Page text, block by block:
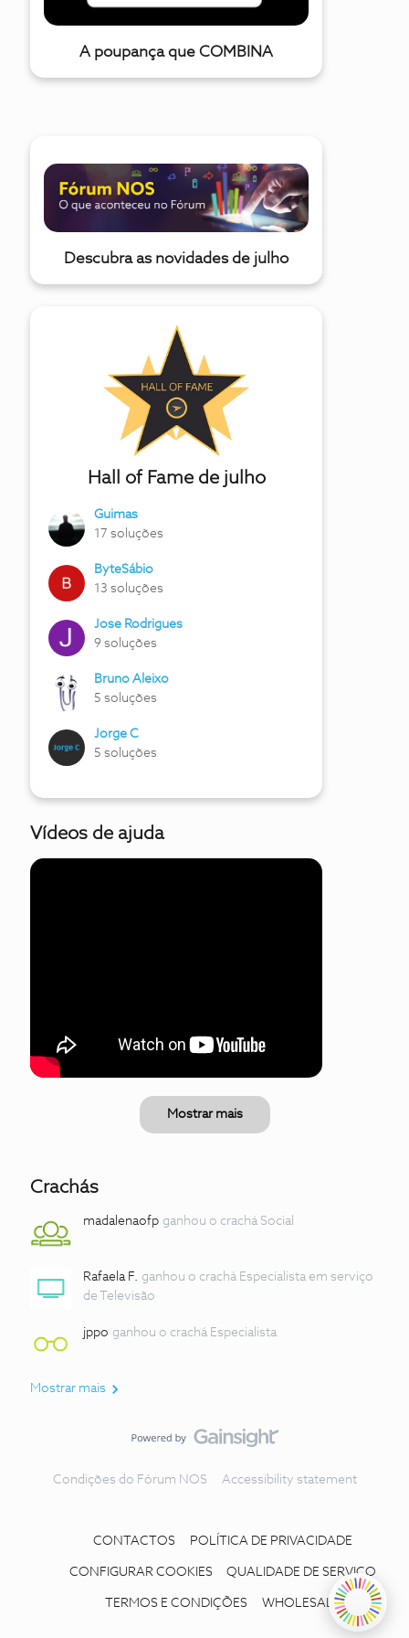
A poupança que COMBINA
Descubra as novidades de julho
Hall of Fame de julho
Guimas
17 soluções
ByteSábio
13 soluções
Jose Rodrigues
9 soluções
Bruno Aleixo
5 soluções
Jorge C
5 soluções
Vídeos de ajuda
Mostrar mais
Crachás
madalenaofp ganhou o crachá Social
Rafaela F. ganhou o crachá Especialista em serviço
de Televisão
jppo ganhou o crachá Especialista
Mostrar mais
Condições do Fórum NOS Accessibility statement
CONTACTOS POLÍTICA DE PRIVACIDADE
CONFIGURAR COOKIES QUALIDADE DE SERVIÇO
TERMOS E CONDIÇÕES WHOLESALE